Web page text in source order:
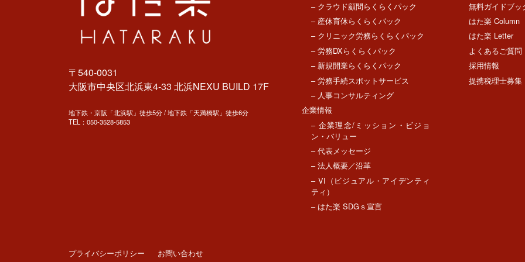
〒540-0031
大阪市中央区北浜東4-33 北浜NEXU BUILD 17F
地下鉄・京阪「北浜駅」徒歩5分 / 地下鉄「天満橋駅」徒歩6分
TEL： 050-3528-5853
– クラウド顧問らくらくパック
– 産休育休らくらくパック
– クリニック労務らくらくパック
– 労務DXらくらくパック
– 新規開業らくらくパック
– 労務手続スポットサービス
– 人事コンサルティング
企業情報
– 企業理念/ミッション・ビジョ
ン・バリュー
– 代表メッセージ
– 法人概要／沿革
– VI（ビジュアル・アイデンティ
ティ）
– はた楽 SDGｓ宣言
無料ガイドブッ
はた楽 Column
はた楽 Letter
よくあるご質問
採用情報
提携税理士募集
プライバシーポリシー お問い合わせ